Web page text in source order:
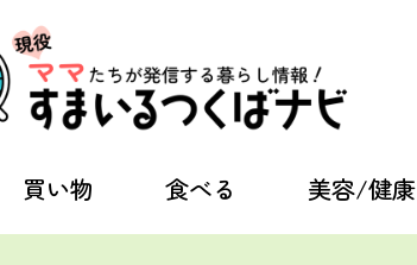
買い物 食べる 美容/健康